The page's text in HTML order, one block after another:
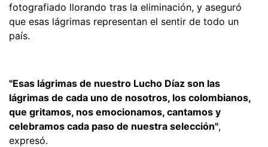
fotografiado llorando tras la eliminación, y aseguró
que esas lágrimas representan el sentir de todo un
país.
"Esas lágrimas de nuestro Lucho Díaz son las
lágrimas de cada uno de nosotros, los colombianos,
que gritamos, nos emocionamos, cantamos y
celebramos cada paso de nuestra selección",
expresó.